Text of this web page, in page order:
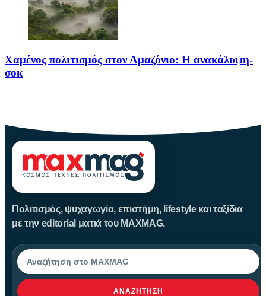
Χαμένος πολιτισμός στον Αμαζόνιο: Η ανακάλυψη-
σοκ
Πολιτισμός, ψυχαγωγία, επιστήμη, lifestyle και ταξίδια
με την editorial ματιά του MAXMAG.
Αναζήτηση
ΑΝΑΖΉΤΗΣΗ